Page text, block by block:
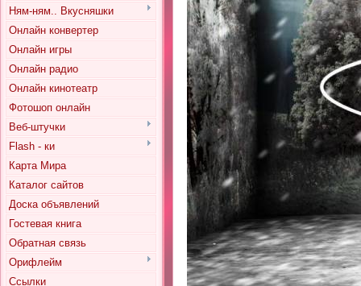
Ням-ням.. Вкусняшки
Онлайн конвертер
Онлайн игры
Онлайн радио
Онлайн кинотеатр
Фотошоп онлайн
Веб-штучки
Flash - ки
Карта Мира
Каталог сайтов
Доска объявлений
Гостевая книга
Обратная связь
Орифлейм
Ссылки